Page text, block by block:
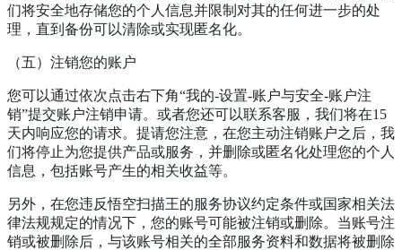
们将安全地存储您的个人信息并限制对其的任何进一步的处
理，直到备份可以清除或实现匿名化。
（五）注销您的账户
您可以通过依次点击右下角“我的-设置-账户与安全-账户注
销”提交账户注销申请。或者您还可以联系客服，我们将在15
天内响应您的请求。提请您注意，在您主动注销账户之后，我
们将停止为您提供产品或服务，并删除或匿名化处理您的个人
信息，包括账号产生的相关收益等。
另外，在您违反悟空扫描王的服务协议约定条件或国家相关法
律法规规定的情况下，您的账号可能被注销或删除。当账号注
销或被删除后，与该账号相关的全部服务资料和数据将被删除